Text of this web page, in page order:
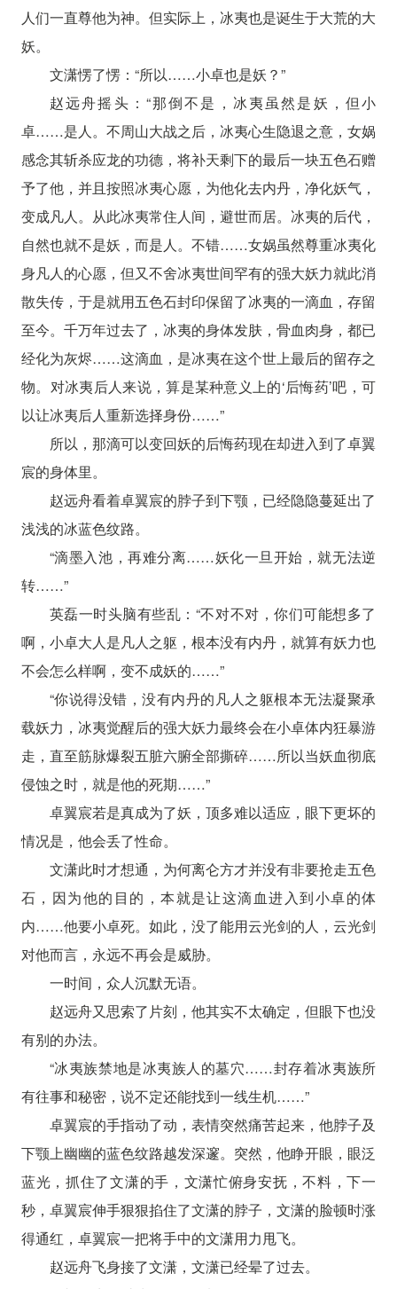
人们一直尊他为神。但实际上，冰夷也是诞生于大荒的大
妖。
文潇愣了愣：“所以……小卓也是妖？”
赵远舟摇头：“那倒不是，冰夷虽然是妖，但小
卓……是人。不周山大战之后，冰夷心生隐退之意，女娲
感念其斩杀应龙的功德，将补天剩下的最后一块五色石赠
予了他，并且按照冰夷心愿，为他化去内丹，净化妖气，
变成凡人。从此冰夷常住人间，避世而居。冰夷的后代，
自然也就不是妖，而是人。不错……女娲虽然尊重冰夷化
身凡人的心愿，但又不舍冰夷世间罕有的强大妖力就此消
散失传，于是就用五色石封印保留了冰夷的一滴血，存留
至今。千万年过去了，冰夷的身体发肤，骨血肉身，都已
经化为灰烬……这滴血，是冰夷在这个世上最后的留存之
物。对冰夷后人来说，算是某种意义上的‘后悔药’吧，可
以让冰夷后人重新选择身份……”
所以，那滴可以变回妖的后悔药现在却进入到了卓翼
宸的身体里。
赵远舟看着卓翼宸的脖子到下颚，已经隐隐蔓延出了
浅浅的冰蓝色纹路。
“滴墨入池，再难分离……妖化一旦开始，就无法逆
转……”
英磊一时头脑有些乱：“不对不对，你们可能想多了
啊，小卓大人是凡人之躯，根本没有内丹，就算有妖力也
不会怎么样啊，变不成妖的……”
“你说得没错，没有内丹的凡人之躯根本无法凝聚承
载妖力，冰夷觉醒后的强大妖力最终会在小卓体内狂暴游
走，直至筋脉爆裂五脏六腑全部撕碎……所以当妖血彻底
侵蚀之时，就是他的死期……”
卓翼宸若是真成为了妖，顶多难以适应，眼下更坏的
情况是，他会丢了性命。
文潇此时才想通，为何离仑方才并没有非要抢走五色
石，因为他的目的，本就是让这滴血进入到小卓的体
内……他要小卓死。如此，没了能用云光剑的人，云光剑
对他而言，永远不再会是威胁。
一时间，众人沉默无语。
赵远舟又思索了片刻，他其实不太确定，但眼下也没
有别的办法。
“冰夷族禁地是冰夷族人的墓穴……封存着冰夷族所
有往事和秘密，说不定还能找到一线生机……”
卓翼宸的手指动了动，表情突然痛苦起来，他脖子及
下颚上幽幽的蓝色纹路越发深邃。突然，他睁开眼，眼泛
蓝光，抓住了文潇的手，文潇忙俯身安抚，不料，下一
秒，卓翼宸伸手狠狠掐住了文潇的脖子，文潇的脸顿时涨
得通红，卓翼宸一把将手中的文潇用力甩飞。
赵远舟飞身接了文潇，文潇已经晕了过去。